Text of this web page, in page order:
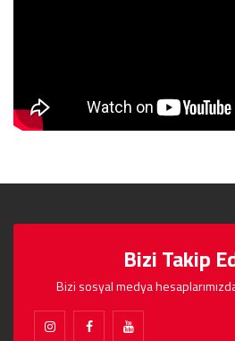
Bizi Takip
Bizi sosyal medya